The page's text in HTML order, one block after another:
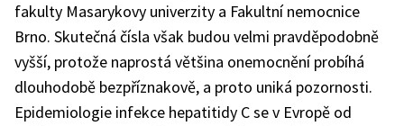
fakulty Masarykovy univerzity a Fakultní nemocnice
Brno. Skutečná čísla však budou velmi pravděpodobně
vyšší, protože naprostá většina onemocnění probíhá
dlouhodobě bezpříznakově, a proto uniká pozornosti.
Epidemiologie infekce hepatitidy C se v Evropě od